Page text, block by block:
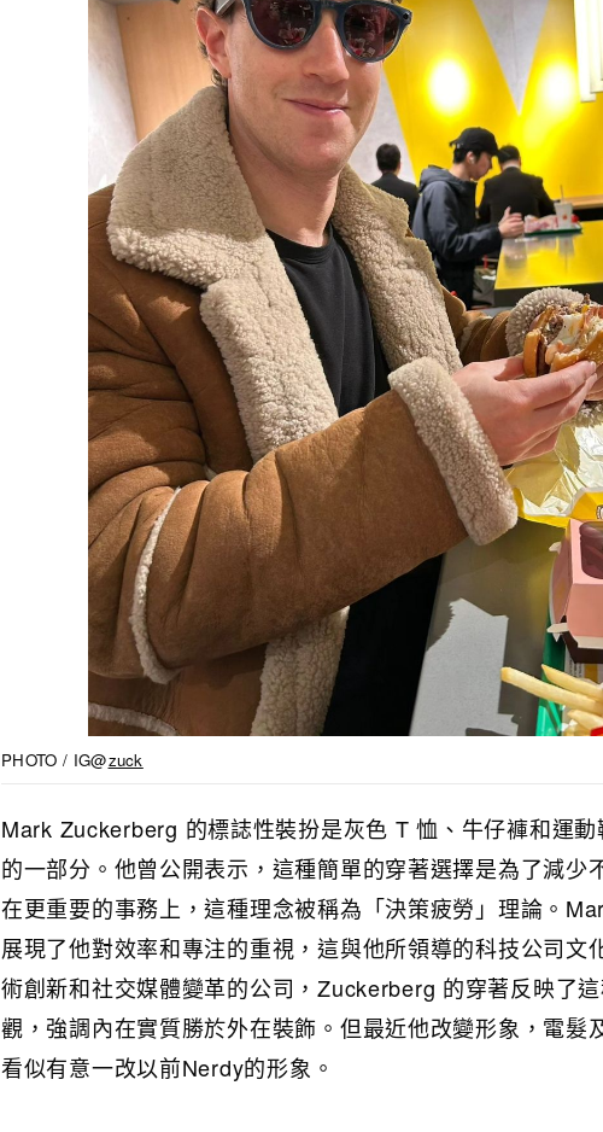
PHOTO / IG@zuck
Mark Zuckerberg 的標誌性裝扮是灰色 T 恤、牛仔褲和運
的一部分。他曾公開表示，這種簡單的穿著選擇是為了減少
在更重要的事務上，這種理念被稱為「決策疲勞」理論。
展現了他對效率和專注的重視，這與他所領導的科技公司文
術創新和社交媒體變革的公司，Zuckerberg 的穿著反映了
觀，強調內在實質勝於外在裝飾。但最近他改變形象，電髮
看似有意一改以前Nerdy的形象。